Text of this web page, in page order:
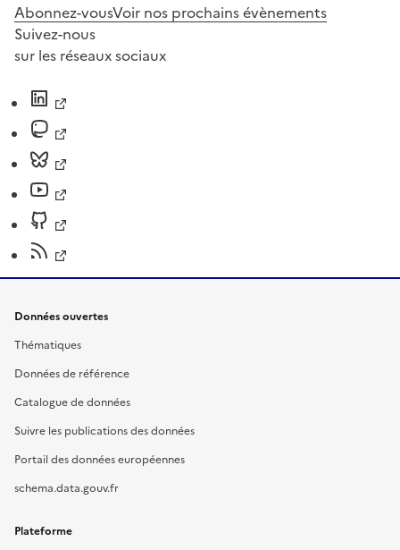
Abonnez-vousVoir nos prochains évènements
Suivez-nous
sur les réseaux sociaux
Données ouvertes
Thématiques
Données de référence
Catalogue de données
Suivre les publications des données
Portail des données européennes
schema.data.gouv.fr
Plateforme